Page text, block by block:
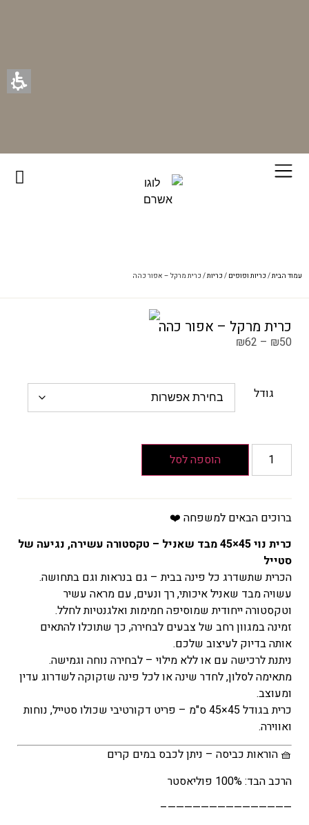
עמוד הבית/ כריות ופופים / כריות/ כרית מרקל – אפור כהה
כרית מרקל – אפור כהה
₪50
–
₪62
גודל
הוספה לסל
ברוכים הבאים למשפחה ❤️
כרית נוי 45×45 מבד שאניל – טקסטורה עשירה, נגיעה של
סטייל
הכרית שתשדרג כל פינה בבית – גם בנראות וגם בתחושה.
עשויה מבד שאניל איכותי, רך ונעים, עם מראה עשיר
וטקסטורה ייחודית שמוסיפה חמימות ואלגנטיות לחלל.
זמינה במגוון רחב של צבעים לבחירה, כך שתוכלו להתאים
אותה בדיוק לעיצוב שלכם.
ניתנת לרכישה עם או ללא מילוי – לבחירה נוחה וגמישה.
מתאימה לסלון, לחדר שינה או לכל פינה שזקוקה לשדרוג עדין
ומעוצב.
כרית בגודל 45×45 ס"מ – פריט דקורטיבי שכולו סטייל, נוחות
ואווירה.
🧺 הוראות כביסה – ניתן לכבס במים קרים
הרכב הבד: 100% פוליאסטר
———————————————–